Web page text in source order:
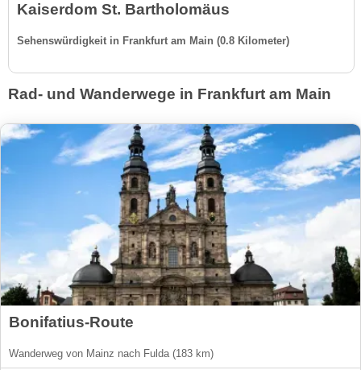
Kaiserdom St. Bartholomäus
Sehenswürdigkeit in Frankfurt am Main (0.8 Kilometer)
Rad- und Wanderwege in Frankfurt am Main
Bonifatius-Route
Wanderweg von Mainz nach Fulda (183 km)